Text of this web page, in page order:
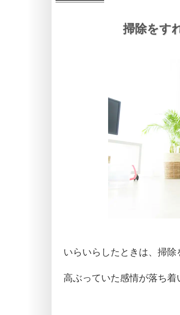
掃除をす
いらいらしたときは、掃除
高ぶっていた感情が落ち着